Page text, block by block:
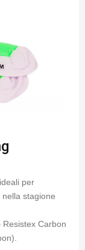
per
nella stagione
Carbon